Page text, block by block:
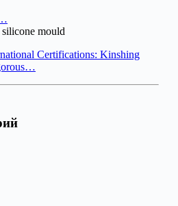
silicone mould
Certifications: Kinshing